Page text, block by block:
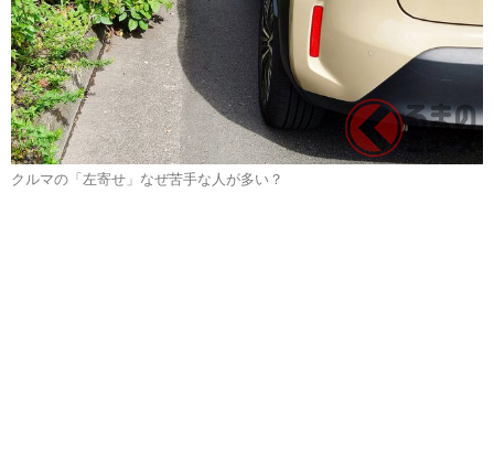
クルマの「左寄せ」なぜ苦手な人が多い？